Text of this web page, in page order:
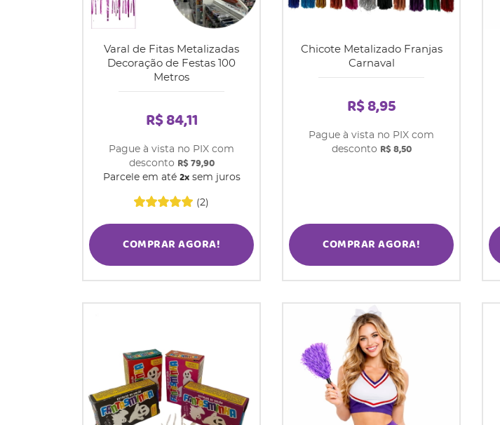
Varal de Fitas Metalizadas
Decoração de Festas 100
Metros
(2)
R$ 84,11
Pague à vista no PIX com
desconto R$ 79,90
Parcele em até 2xsem juros
COMPRAR AGORA!
Chicote Metalizado Franjas
Carnaval
R$ 8,95
Pague à vista no PIX com
desconto R$ 8,50
COMPRAR AGORA!